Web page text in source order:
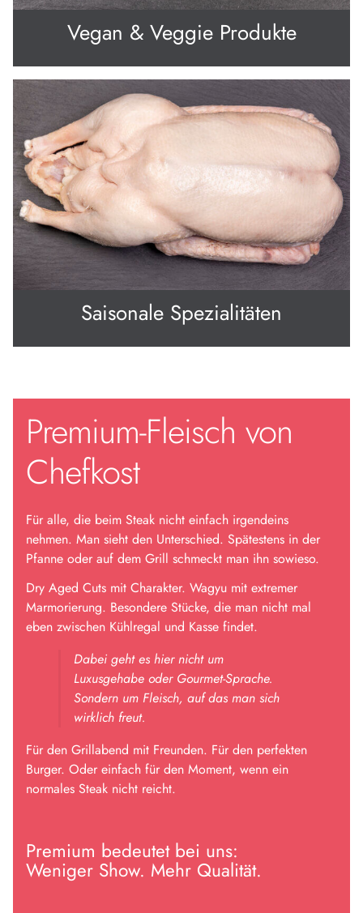
Vegan & Veggie Produkte
Saisonale Spezialitäten
Premium-Fleisch von
Chefkost
Für alle, die beim Steak nicht einfach irgendeins
nehmen. Man sieht den Unterschied. Spätestens in der
Pfanne oder auf dem Grill schmeckt man ihn sowieso.
Dry Aged Cuts mit Charakter. Wagyu mit extremer
Marmorierung. Besondere Stücke, die man nicht mal
eben zwischen Kühlregal und Kasse findet.
Dabei geht es hier nicht um
Luxusgehabe oder Gourmet-Sprache.
Sondern um Fleisch, auf das man sich
wirklich freut.
Für den Grillabend mit Freunden. Für den perfekten
Burger. Oder einfach für den Moment, wenn ein
normales Steak nicht reicht.
Premium bedeutet bei uns:
Weniger Show. Mehr Qualität.